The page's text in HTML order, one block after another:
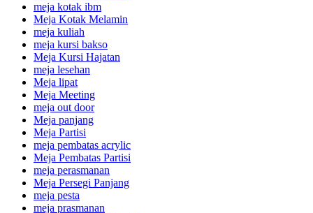
meja kotak ibm
Meja Kotak Melamin
meja kuliah
meja kursi bakso
Meja Kursi Hajatan
meja lesehan
Meja lipat
Meja Meeting
meja out door
Meja panjang
Meja Partisi
meja pembatas acrylic
Meja Pembatas Partisi
meja perasmanan
Meja Persegi Panjang
meja pesta
meja prasmanan